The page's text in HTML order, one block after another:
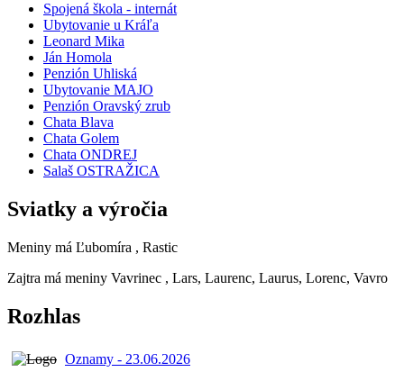
Spojená škola - internát
Ubytovanie u Kráľa
Leonard Mika
Ján Homola
Penzión Uhliská
Ubytovanie MAJO
Penzión Oravský zrub
Chata Blava
Chata Golem
Chata ONDREJ
Salaš OSTRAŽICA
Sviatky a výročia
Meniny má Ľubomíra , Rastic
Zajtra má meniny Vavrinec , Lars, Laurenc, Laurus, Lorenc, Vavro
Rozhlas
Oznamy - 23.06.2026